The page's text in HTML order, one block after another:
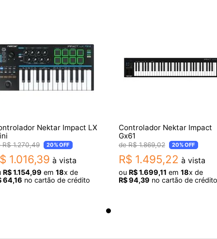
Nektar Impact LX
R$ 1.270,49 20%OFF
1.016,39 à vista
R$1.154,99 em 18x de
64,16 no cartão de crédito
Controlador Nektar Impact
Gx61
R$ 1.869,02 20%OFF
R$ 1.495,22 à vista
ou R$1.699,11 em 18x de
R$94,39 no cartão de crédito